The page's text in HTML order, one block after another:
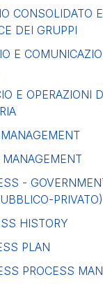
CONSOLIDATO E
DEI GRUPPI
E
E OPERAZIONI
-
PRIVATO)
HISTORY
PLAN
PROCESS